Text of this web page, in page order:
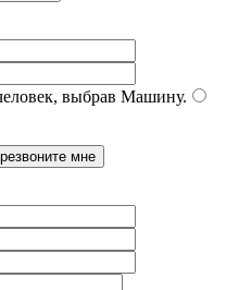
выбрав Машину.